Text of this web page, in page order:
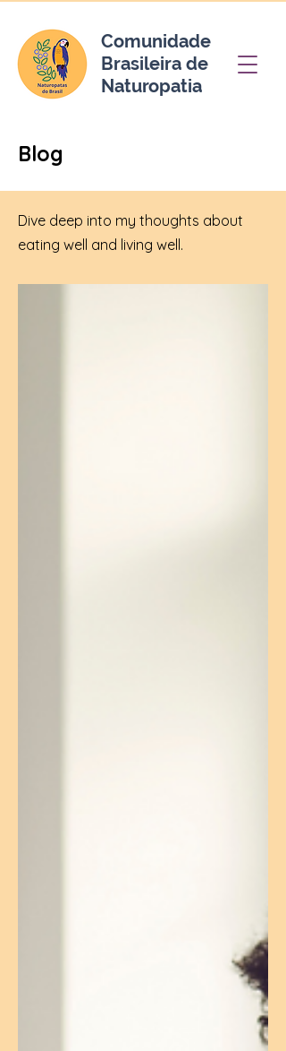
Comunidade
Brasileira de
Naturopatia
Blog
Dive deep into my thoughts about
eating well and living well.